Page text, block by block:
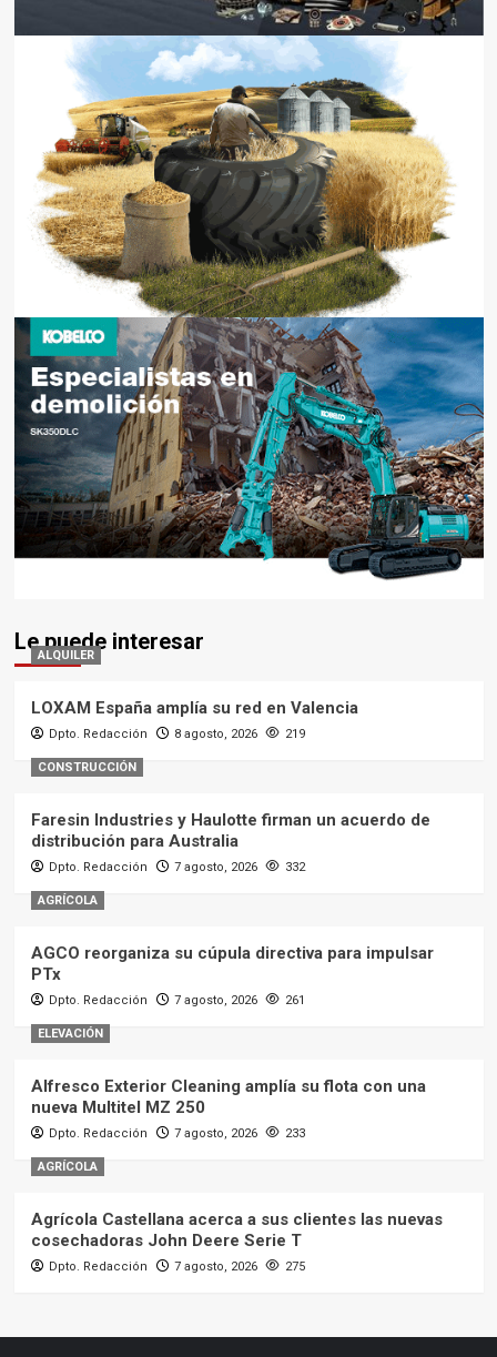
Le puede interesar
ALQUILER
LOXAM España amplía su red en Valencia
Dpto. Redacción 8 agosto, 2026 219
CONSTRUCCIÓN
Faresin Industries y Haulotte firman un acuerdo de
distribución para Australia
Dpto. Redacción 7 agosto, 2026 332
AGRÍCOLA
AGCO reorganiza su cúpula directiva para impulsar
PTx
Dpto. Redacción 7 agosto, 2026 261
ELEVACIÓN
Alfresco Exterior Cleaning amplía su flota con una
nueva Multitel MZ 250
Dpto. Redacción 7 agosto, 2026 233
AGRÍCOLA
Agrícola Castellana acerca a sus clientes las nuevas
cosechadoras John Deere Serie T
Dpto. Redacción 7 agosto, 2026 275